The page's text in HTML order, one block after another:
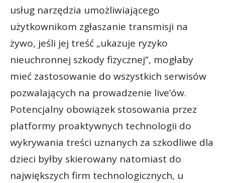
usług narzędzia umożliwiającego
użytkownikom zgłaszanie transmisji na
żywo, jeśli jej treść „ukazuje ryzyko
nieuchronnej szkody fizycznej”, mogłaby
mieć zastosowanie do wszystkich serwisów
pozwalających na prowadzenie live’ów.
Potencjalny obowiązek stosowania przez
platformy proaktywnych technologii do
wykrywania treści uznanych za szkodliwe dla
dzieci byłby skierowany natomiast do
największych firm technologicznych, u